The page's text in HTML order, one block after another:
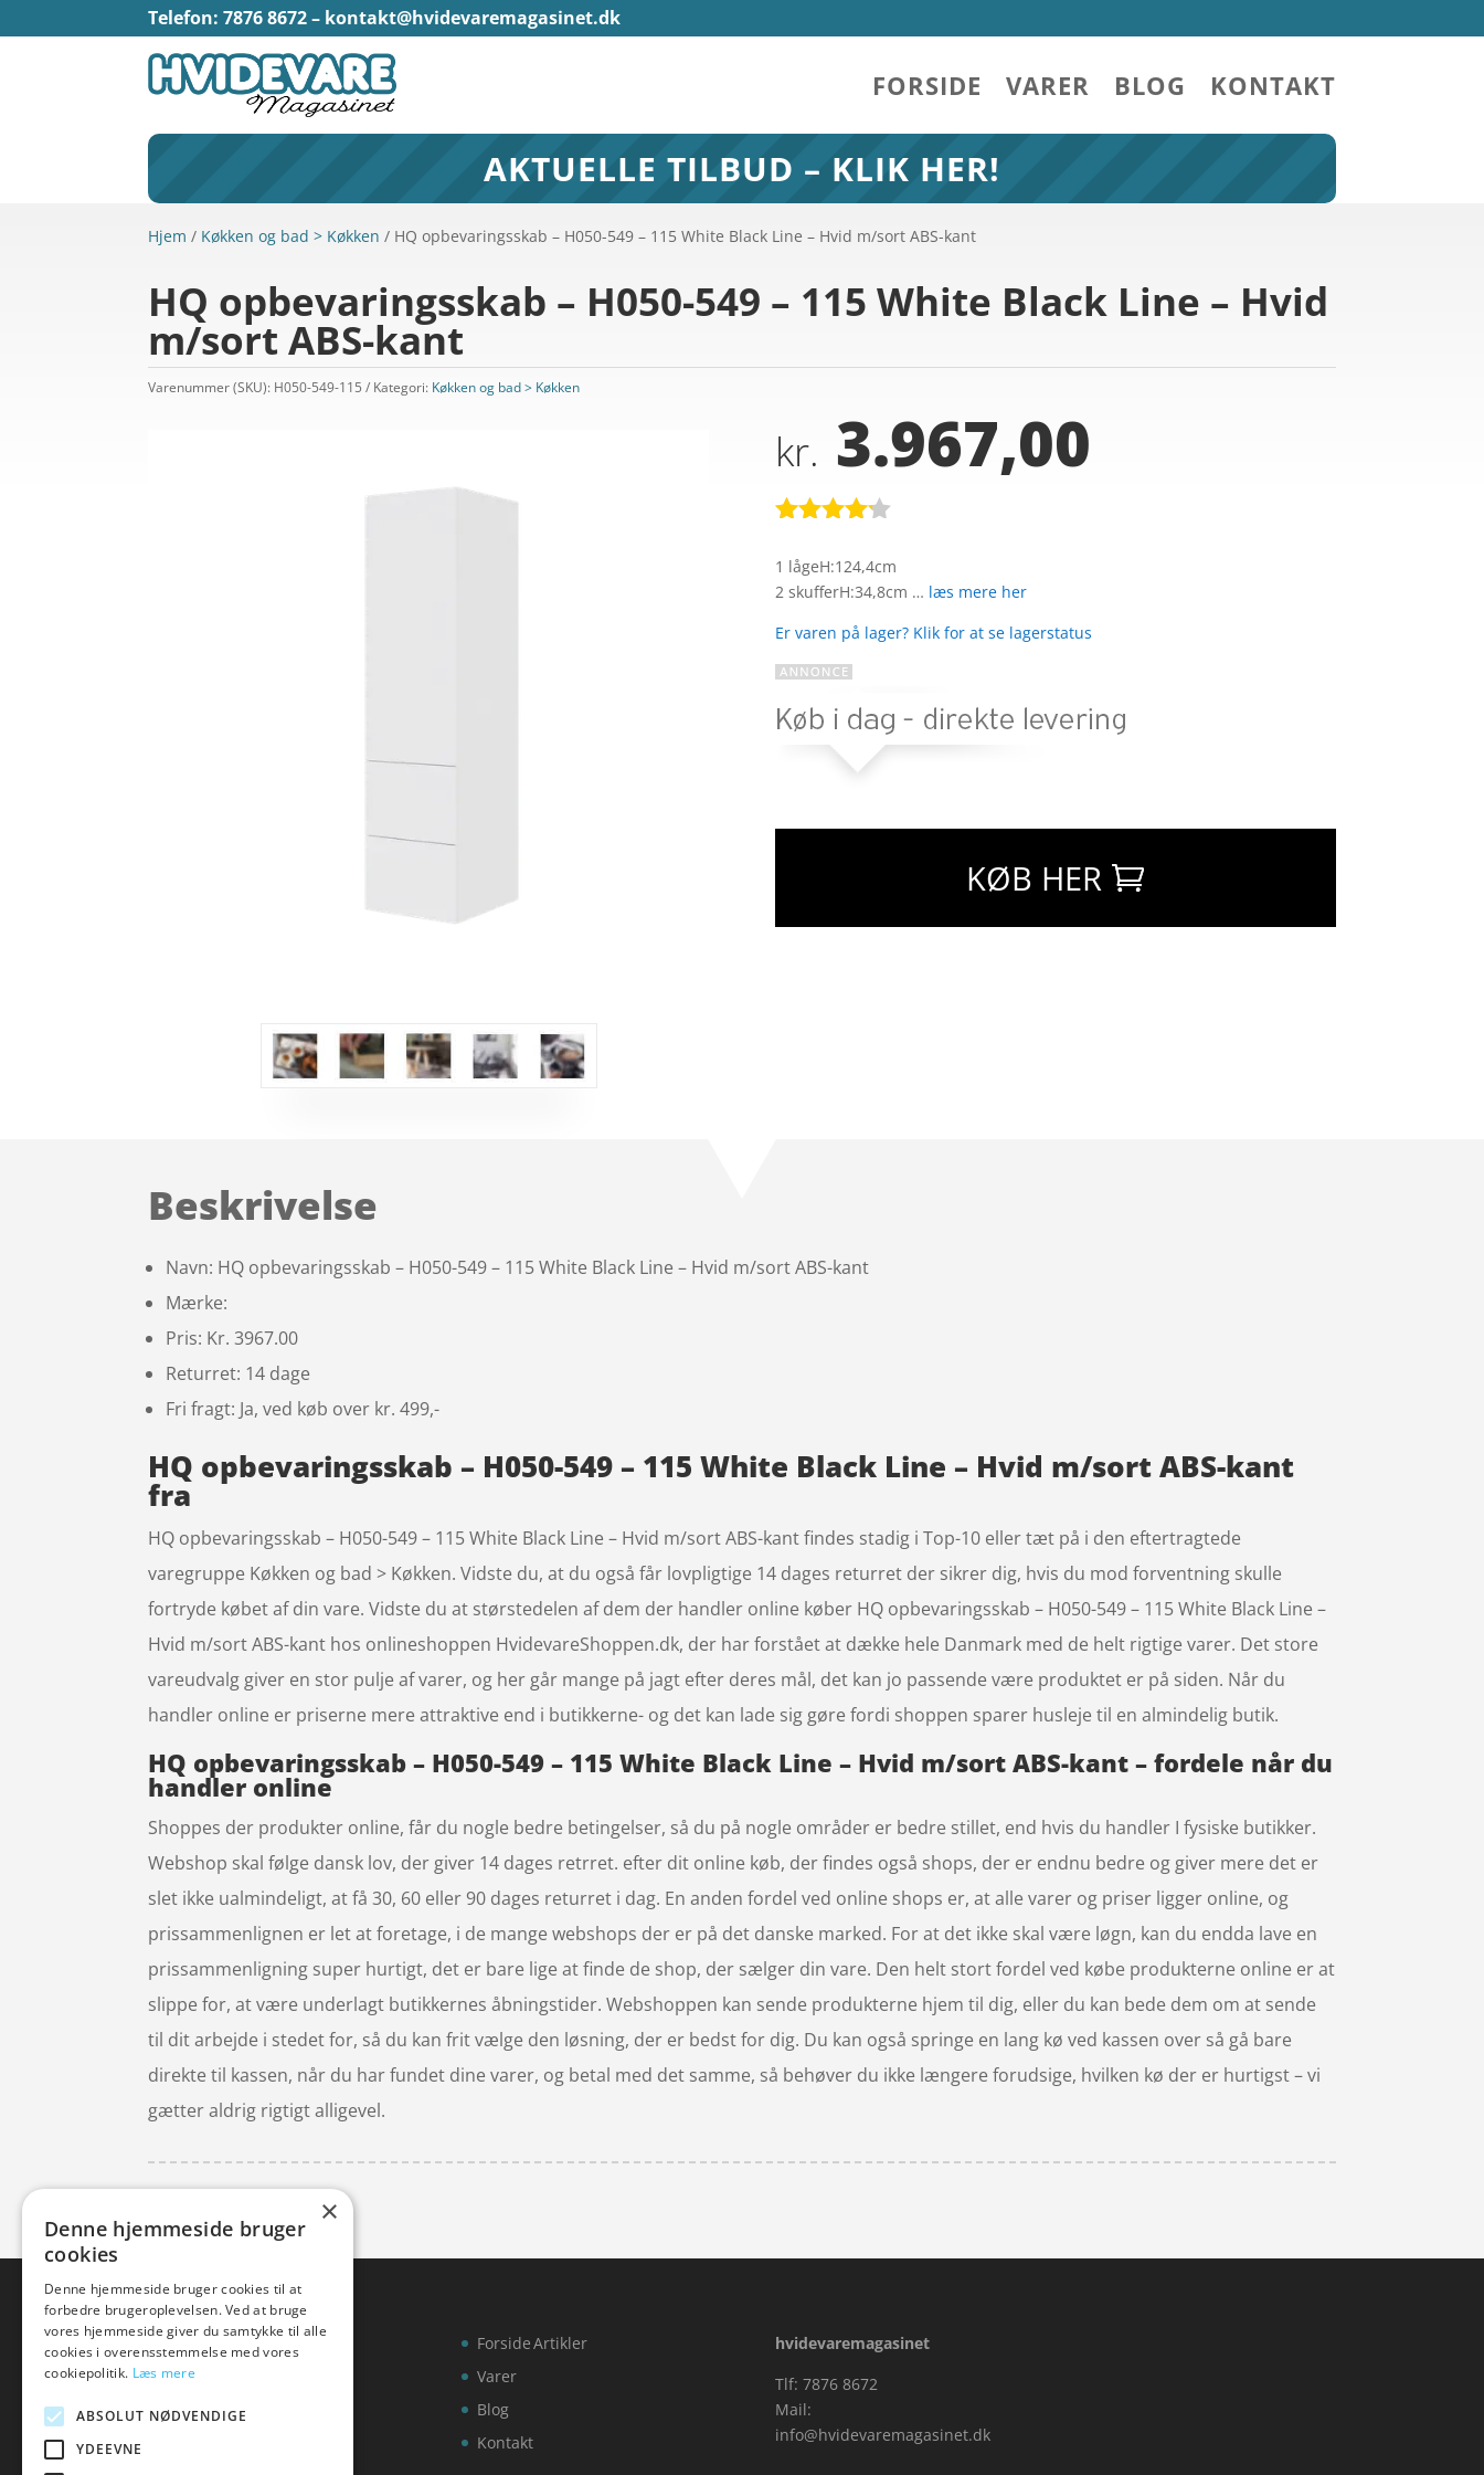
Telefon: 7876 8672 – kontakt@hvidevaremagasinet.dk
FORSIDE VARER BLOG KONTAKT
AKTUELLE TILBUD – KLIK HER!
Hjem / Køkken og bad > Køkken / HQ opbevaringsskab – H050-549 – 115 White Black Line – Hvid m/sort ABS-kant
HQ opbevaringsskab – H050-549 – 115 White Black Line – Hvid
m/sort ABS-kant
Varenummer (SKU): H050-549-115 Kategori: Køkken og bad > Køkken
kr. 3.967,00
som4.1
ud af 5
på
mmelser
1 lågeH:124,4cm
2 skufferH:34,8cm … læs mere her
Er varen på lager? Klik for at se lagerstatus
KØB HER
Beskrivelse
Navn: HQ opbevaringsskab – H050-549 – 115 White Black Line – Hvid m/sort ABS-kant
Mærke:
Pris: Kr. 3967.00
Returret: 14 dage
Fri fragt: Ja, ved køb over kr. 499,-
HQ opbevaringsskab – H050-549 – 115 White Black Line – Hvid m/sort ABS-kant
fra
HQ opbevaringsskab – H050-549 – 115 White Black Line – Hvid m/sort ABS-kant findes stadig i Top-10 eller tæt på i den eftertragtede
varegruppe Køkken og bad > Køkken. Vidste du, at du også får lovpligtige 14 dages returret der sikrer dig, hvis du mod forventning skulle
fortryde købet af din vare. Vidste du at størstedelen af dem der handler online køber HQ opbevaringsskab – H050-549 – 115 White Black Line –
Hvid m/sort ABS-kant hos onlineshoppen HvidevareShoppen.dk, der har forstået at dække hele Danmark med de helt rigtige varer. Det store
vareudvalg giver en stor pulje af varer, og her går mange på jagt efter deres mål, det kan jo passende være produktet er på siden. Når du
handler online er priserne mere attraktive end i butikkerne- og det kan lade sig gøre fordi shoppen sparer husleje til en almindelig butik.
HQ opbevaringsskab – H050-549 – 115 White Black Line – Hvid m/sort ABS-kant – fordele når du
handler online
Shoppes der produkter online, får du nogle bedre betingelser, så du på nogle områder er bedre stillet, end hvis du handler I fysiske butikker.
Webshop skal følge dansk lov, der giver 14 dages retrret. efter dit online køb, der findes også shops, der er endnu bedre og giver mere det er
slet ikke ualmindeligt, at få 30, 60 eller 90 dages returret i dag. En anden fordel ved online shops er, at alle varer og priser ligger online, og
prissammenlignen er let at foretage, i de mange webshops der er på det danske marked. For at det ikke skal være løgn, kan du endda lave en
prissammenligning super hurtigt, det er bare lige at finde de shop, der sælger din vare. Den helt stort fordel ved købe produkterne online er at
slippe for, at være underlagt butikkernes åbningstider. Webshoppen kan sende produkterne hjem til dig, eller du kan bede dem om at sende
til dit arbejde i stedet for, så du kan frit vælge den løsning, der er bedst for dig. Du kan også springe en lang kø ved kassen over så gå bare
direkte til kassen, når du har fundet dine varer, og betal med det samme, så behøver du ikke længere forudsige, hvilken kø der er hurtigst – vi
gætter aldrig rigtigt alligevel.
Forside
Varer
Blog
Kontakt
Artikler
hvidevaremagasinet
Tlf: 7876 8672
Mail:
info@hvidevaremagasinet.dk
×
Denne hjemmeside bruger
cookies
Denne hjemmeside bruger cookies til at
forbedre brugeroplevelsen. Ved at bruge
vores hjemmeside giver du samtykke til alle
cookies i overensstemmelse med vores
cookiepolitik. Læs mere
ABSOLUT NØDVENDIGE
YDEEVNE